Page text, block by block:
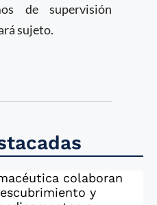
de supervisión
sujeto.
colaboran
y